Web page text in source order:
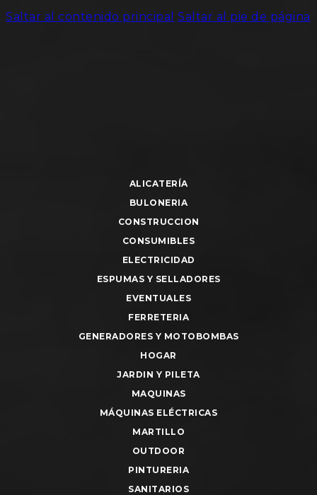
Saltar al contenido principal Saltar al pie de página
ALICATERÍA
BULONERIA
CONSTRUCCION
CONSUMIBLES
ELECTRICIDAD
ESPUMAS Y SELLADORES
EVENTUALES
FERRETERIA
GENERADORES Y MOTOBOMBAS
HOGAR
JARDIN Y PILETA
MAQUINAS
MÁQUINAS ELÉCTRICAS
MARTILLO
OUTDOOR
PINTURERIA
SANITARIOS